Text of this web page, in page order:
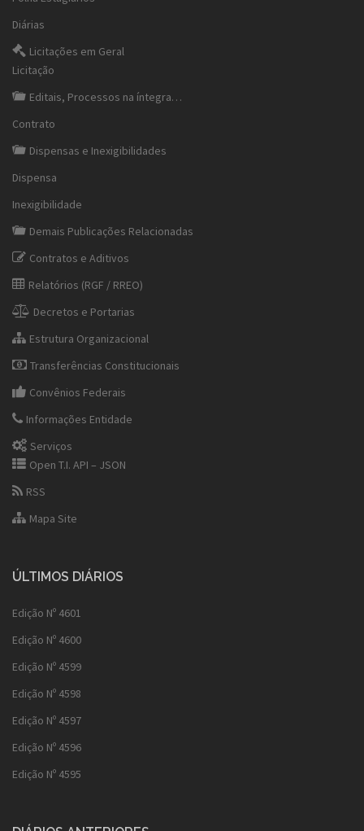
Diárias
Licitações em Geral
Licitação
Editais, Processos na íntegra…
Contrato
Dispensas e Inexigibilidades
Dispensa
Inexigibilidade
Demais Publicações Relacionadas
Contratos e Aditivos
Relatórios (RGF / RREO)
Decretos e Portarias
Estrutura Organizacional
Transferências Constitucionais
Convênios Federais
Informações Entidade
Serviços
Open T.I. API – JSON
RSS
Mapa Site
ÚLTIMOS DIÁRIOS
Edição Nº 4601
Edição Nº 4600
Edição Nº 4599
Edição Nº 4598
Edição Nº 4597
Edição Nº 4596
Edição Nº 4595